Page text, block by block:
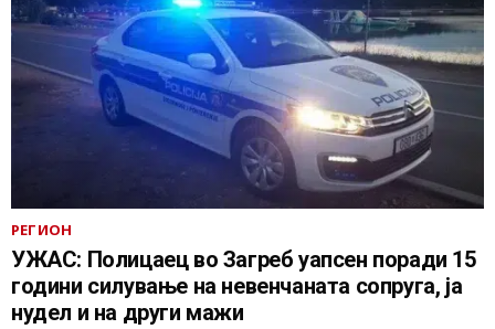
РЕГИОН
УЖАС: Полицаец во Загреб уапсен поради 15
години силување на невенчаната сопруга, ја
нудел и на други мажи